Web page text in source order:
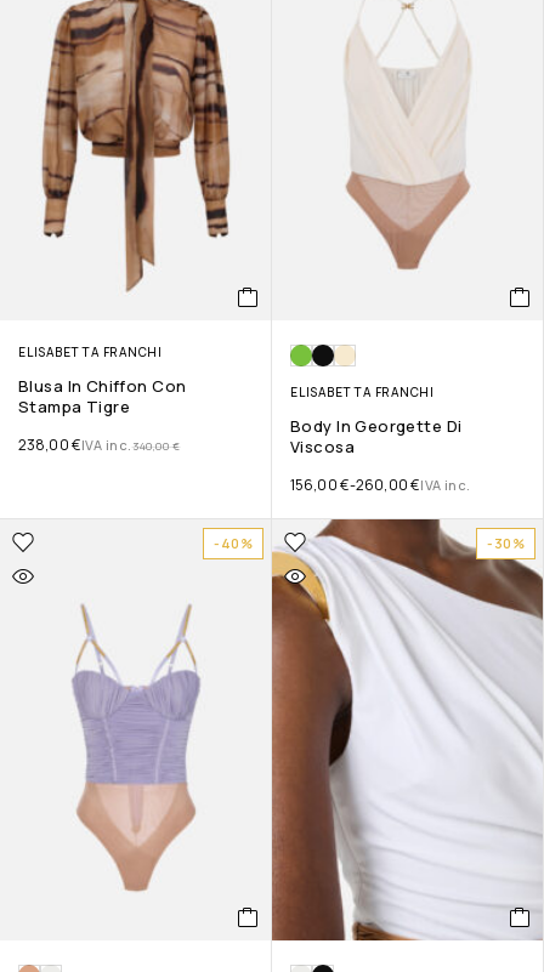
ELISABETTA FRANCHI
Blusa In Chiffon Con
Stampa Tigre
340,00€
238,00€IVA inc.
ELISABETTA FRANCHI
Body In Georgette Di
Viscosa
156,00€-260,00€IVA inc.
-40% -30%